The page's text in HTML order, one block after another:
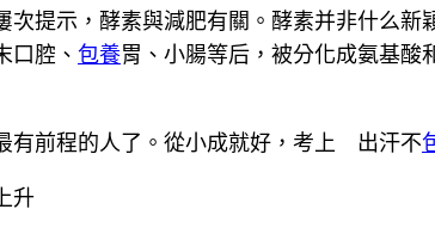
提示，酵素與減肥有關。酵素并非什么新
口腔、 包養胃、小腸等后，被分化成氨基酸
有前程的人了。從小成就好，考上 出汗不
升